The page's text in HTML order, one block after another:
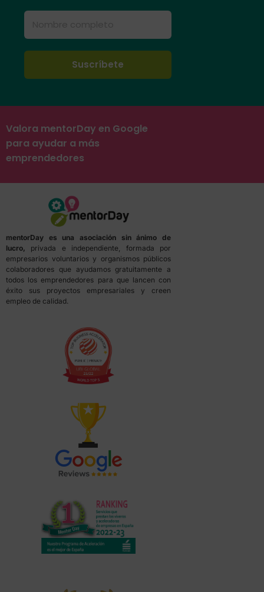
Valora mentorDay en Google
para ayudar a más
emprendedores
mentorDay es una asociación sin ánimo de
lucro, privada e independiente, formada por
empresarios voluntarios y organismos públicos
colaboradores que ayudamos gratuitamente a
todos los emprendedores para que lancen con
éxito sus proyectos empresariales y creen
empleo de calidad.